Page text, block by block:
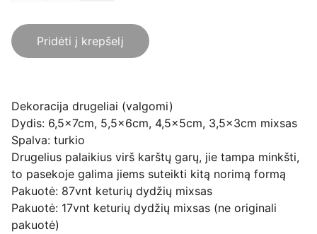
Pridėti į krepšelį
Dekoracija drugeliai (valgomi)
Dydis: 6,5x7cm, 5,5x6cm, 4,5x5cm, 3,5x3cm mixsas
Spalva: turkio
Drugelius palaikius virš karštų garų, jie tampa minkšti,
to pasekoje galima jiems suteikti kitą norimą formą
Pakuotė: 87vnt keturių dydžių mixsas
Pakuotė: 17vnt keturių dydžių mixsas (ne originali
pakuotė)